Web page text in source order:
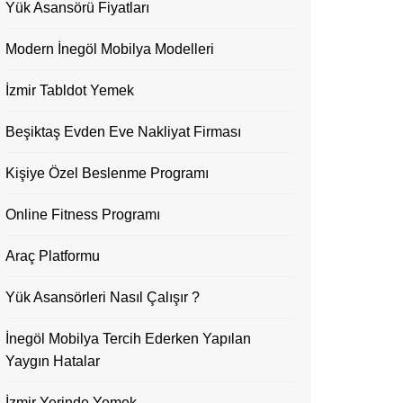
Yük Asansörü Fiyatları
Modern İnegöl Mobilya Modelleri
İzmir Tabldot Yemek
Beşiktaş Evden Eve Nakliyat Firması
Kişiye Özel Beslenme Programı
Online Fitness Programı
Araç Platformu
Yük Asansörleri Nasıl Çalışır ?
İnegöl Mobilya Tercih Ederken Yapılan
Yaygın Hatalar